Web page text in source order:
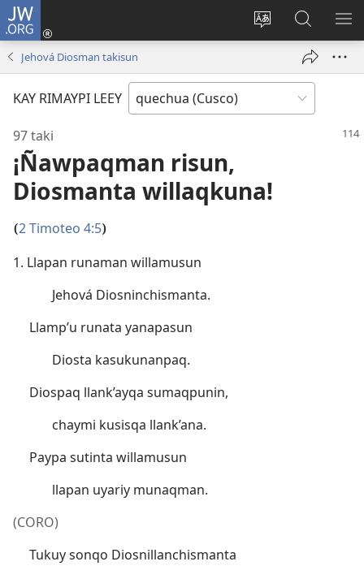
JW.ORG
Direccionpi
Sutiykiwan
jaykuy
nueva
JW.ORG
nisqapi
maskhay
Jehová Diosman takisun
KAY RIMAYPI LEEY
97 taki
¡Ñawpaqman risun,
Diosmanta willaqkuna!
(2 Timoteo 4:5)
1. Llapan runaman willamusun
Jehová Diosninchismanta.
Llamp’u runata yanapasun
Diosta kasukunanpaq.
Diospaq llank’ayqa sumaqpunin,
chaymi kusisqa llank’ana.
Paypa sutinta willamusun
llapan uyariy munaqman.
(CORO)
Tukuy sonqo Diosnillanchismanta